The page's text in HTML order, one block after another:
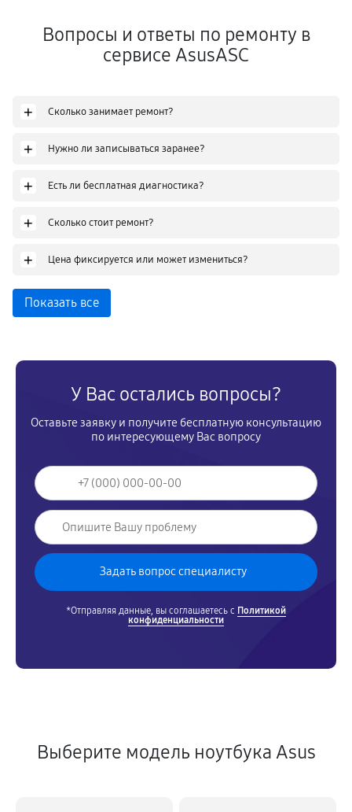
Вопросы и ответы по ремонту в
сервисе AsusASC
+ Сколько занимает ремонт?
+ Нужно ли записываться заранее?
+ Есть ли бесплатная диагностика?
+ Сколько стоит ремонт?
+ Цена фиксируется или может измениться?
Показать все
У Вас остались вопросы?
Оставьте заявку и получите бесплатную консультацию
по интересующему Вас вопросу
*Отправляя данные, вы соглашаетесь с Политикой
конфиденциальности
Выберите модель ноутбука Asus